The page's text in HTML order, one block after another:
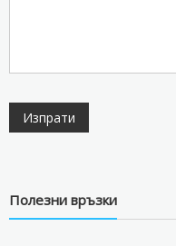
Полезни връзки